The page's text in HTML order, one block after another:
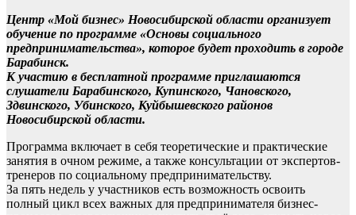
Центр «Мой бизнес» Новосибирской области организует
обучение по программе «Основы социального
предпринимательства», которое будет проходить в городе
Барабинск.
К участию в бесплатной программе приглашаются
слушатели Барабинского, Купинского, Чановского,
Здвинского, Убинского, Куйбышевского районов
Новосибирской области.
Программа включает в себя теоретические и практические
занятия в очном режиме, а также консультации от экспертов-
тренеров по социальному предпринимательству.
За пять недель у участников есть возможность освоить
полный цикл всех важных для предпринимателя бизнес-